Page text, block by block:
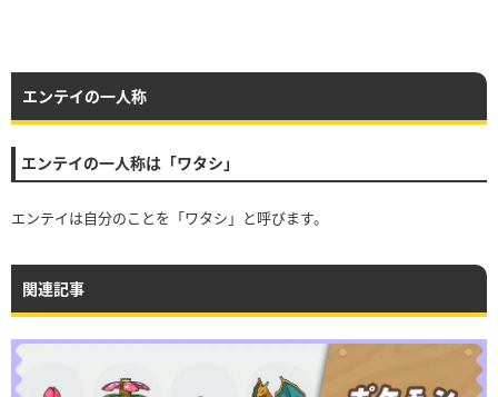
エンテイの一人称
エンテイの一人称は「ワタシ」
エンテイは自分のことを「ワタシ」と呼びます。
関連記事